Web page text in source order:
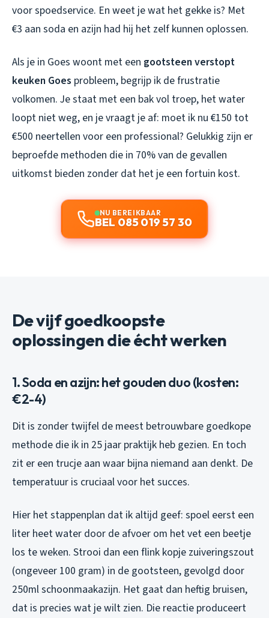
voor spoedservice. En weet je wat het gekke is? Met
€3 aan soda en azijn had hij het zelf kunnen oplossen.
Als je in Goes woont met een gootsteen verstopt
keuken Goes probleem, begrijp ik de frustratie
volkomen. Je staat met een bak vol troep, het water
loopt niet weg, en je vraagt je af: moet ik nu €150 tot
€500 neertellen voor een professional? Gelukkig zijn er
beproefde methoden die in 70% van de gevallen
uitkomst bieden zonder dat het je een fortuin kost.
NU BEREIKBAAR
BEL 085 019 57 30
De vijf goedkoopste
oplossingen die écht werken
1. Soda en azijn: het gouden duo (kosten:
€2-4)
Dit is zonder twijfel de meest betrouwbare goedkope
methode die ik in 25 jaar praktijk heb gezien. En toch
zit er een trucje aan waar bijna niemand aan denkt. De
temperatuur is cruciaal voor het succes.
Hier het stappenplan dat ik altijd geef: spoel eerst een
liter heet water door de afvoer om het vet een beetje
los te weken. Strooi dan een flink kopje zuiveringszout
(ongeveer 100 gram) in de gootsteen, gevolgd door
250ml schoonmaakazijn. Het gaat dan heftig bruisen,
dat is precies wat je wilt zien. Die reactie produceert